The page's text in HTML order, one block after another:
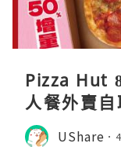
Pizza Hut
人餐外賣
$31
UShare